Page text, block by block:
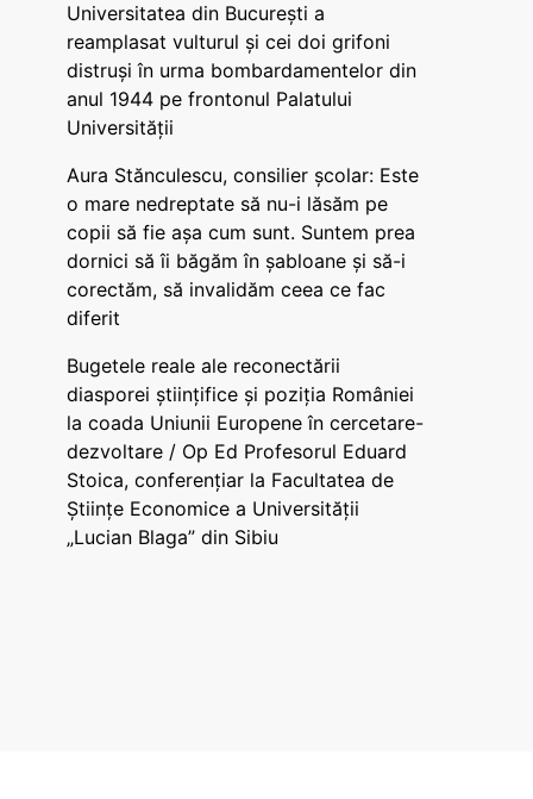
Universitatea din București a
reamplasat vulturul și cei doi grifoni
distruși în urma bombardamentelor din
anul 1944 pe frontonul Palatului
Universității
Aura Stănculescu, consilier școlar: Este
o mare nedreptate să nu-i lăsăm pe
copii să fie așa cum sunt. Suntem prea
dornici să îi băgăm în șabloane și să-i
corectăm, să invalidăm ceea ce fac
diferit
Bugetele reale ale reconectării
diasporei științifice și poziția României
la coada Uniunii Europene în cercetare-
dezvoltare / Op Ed Profesorul Eduard
Stoica, conferențiar la Facultatea de
Științe Economice a Universității
„Lucian Blaga” din Sibiu